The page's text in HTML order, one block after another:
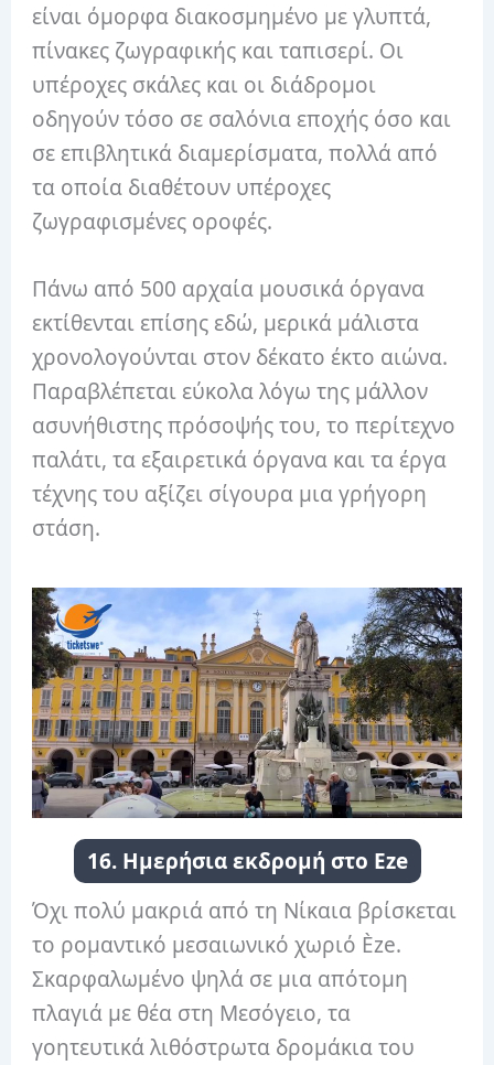
είναι όμορφα διακοσμημένο με γλυπτά,
πίνακες ζωγραφικής και ταπισερί. Οι
υπέροχες σκάλες και οι διάδρομοι
οδηγούν τόσο σε σαλόνια εποχής όσο και
σε επιβλητικά διαμερίσματα, πολλά από
τα οποία διαθέτουν υπέροχες
ζωγραφισμένες οροφές.
Πάνω από 500 αρχαία μουσικά όργανα
εκτίθενται επίσης εδώ, μερικά μάλιστα
χρονολογούνται στον δέκατο έκτο αιώνα.
Παραβλέπεται εύκολα λόγω της μάλλον
ασυνήθιστης πρόσοψής του, το περίτεχνο
παλάτι, τα εξαιρετικά όργανα και τα έργα
τέχνης του αξίζει σίγουρα μια γρήγορη
στάση.
16. Ημερήσια εκδρομή στο Eze
Όχι πολύ μακριά από τη Νίκαια βρίσκεται
το ρομαντικό μεσαιωνικό χωριό Èze.
Σκαρφαλωμένο ψηλά σε μια απότομη
πλαγιά με θέα στη Μεσόγειο, τα
γοητευτικά λιθόστρωτα δρομάκια του